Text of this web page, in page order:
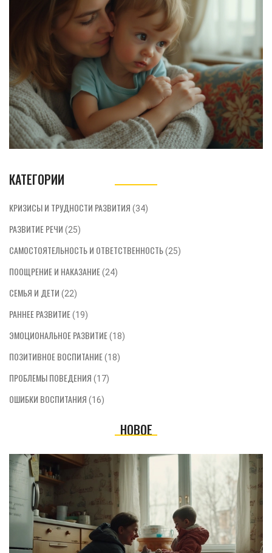
советы, позволяющие родителям понять
психологическое состояние ребёнка и
предпринять необходимые шаги для его
улучшения. Здесь вы найдёте
информацию, которая поможет создать
поддерживающую среду для вашего
ребенка.
КАТЕГОРИИ
КРИЗИСЫ И ТРУДНОСТИ РАЗВИТИЯ (34)
РАЗВИТИЕ РЕЧИ (25)
САМОСТОЯТЕЛЬНОСТЬ И ОТВЕТСТВЕННОСТЬ(25)
ПООЩРЕНИЕ И НАКАЗАНИЕ(24)
СЕМЬЯ И ДЕТИ (22)
РАННЕЕ РАЗВИТИЕ(19)
ЭМОЦИОНАЛЬНОЕ РАЗВИТИЕ(18)
ПОЗИТИВНОЕ ВОСПИТАНИЕ(18)
ПРОБЛЕМЫ ПОВЕДЕНИЯ (17)
ОШИБКИ ВОСПИТАНИЯ (16)
НОВОЕ